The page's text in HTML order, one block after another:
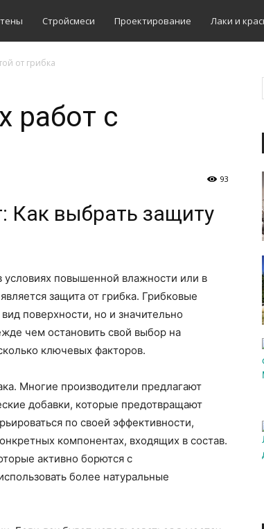
Стройсмеси Проектирование Лаки и
от грибка
работ с
93
Как выбрать защиту
повышенной влажности или в
защита от грибка. Грибковые
поверхности, но и значительно
чем остановить свой выбор на
ключевых факторов.
Многие производители предлагают
добавки, которые предотвращают
по своей эффективности,
компонентах, входящих в состав.
активно борются с
более натуральные